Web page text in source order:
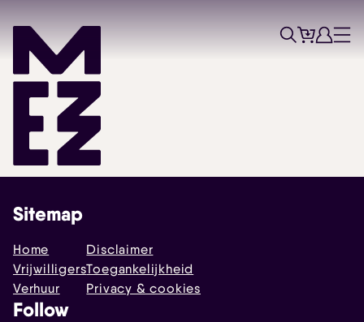
ZoekTicketsAccount
Menu
Sitemap
Home
Vrijwilligers
Verhuur
Disclaimer
Toegankelijkheid
Privacy & cookies
Follow